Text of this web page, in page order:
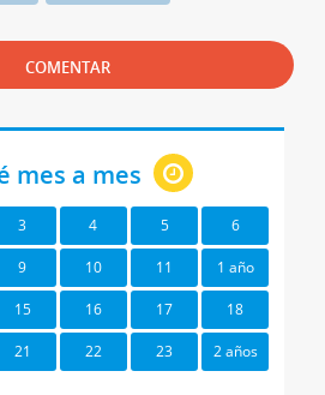
COMENTAR
mes a mes
3 4 5 6
9 10 11 1 año
15 16 17 18
21 22 23 2 años